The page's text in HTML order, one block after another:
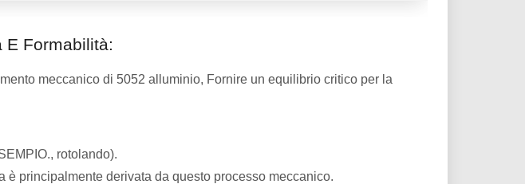
E Formabilità:
meccanico di 5052 alluminio, Fornire un equilibrio critico per la
rotolando).
principalmente derivata da questo processo meccanico.